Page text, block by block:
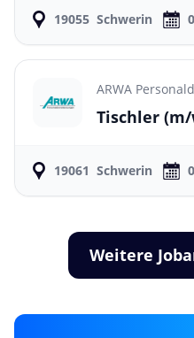
19055 Schwerin
ARWA
Tischler
19061 Schwerin
Weitere